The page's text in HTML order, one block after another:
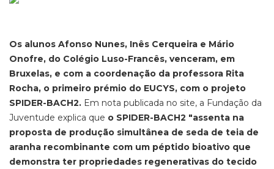
Os alunos Afonso Nunes, Inês Cerqueira e Mário
Onofre, do Colégio Luso-Francês, venceram, em
Bruxelas, e com a coordenação da professora Rita
Rocha, o primeiro prémio do EUCYS, com o projeto
SPIDER-BACH2. Em nota publicada no site, a Fundação da
Juventude explica que o SPIDER-BACH2 "assenta na
proposta de produção simultânea de seda de teia de
aranha recombinante com um péptido bioativo que
demonstra ter propriedades regenerativas do tecido